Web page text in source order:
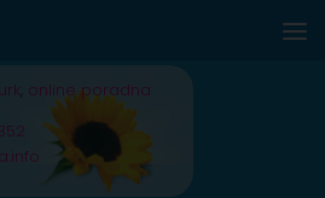
online poradna